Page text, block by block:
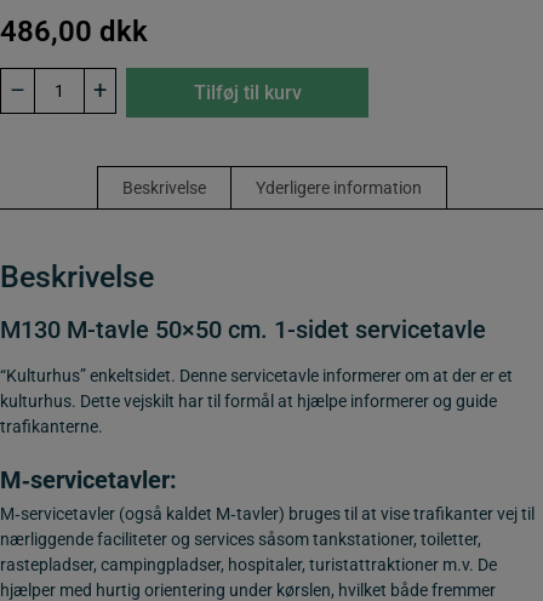
486,00 dkk
–
M130
M-
tavle
+ Tilføj til kurv
Beskrivelse Yderligere information
Beskrivelse
M130 M-tavle 50×50 cm. 1-sidet servicetavle
“Kulturhus” enkeltsidet. Denne servicetavle informerer om at der er et
kulturhus. Dette vejskilt har til formål at hjælpe informerer og guide
trafikanterne.
M‑servicetavler:
M‑servicetavler (også kaldet M‑tavler) bruges til at vise trafikanter vej til
nærliggende faciliteter og services såsom tankstationer, toiletter,
rastepladser, campingpladser, hospitaler, turistattraktioner m.v. De
hjælper med hurtig orientering under kørslen, hvilket både fremmer